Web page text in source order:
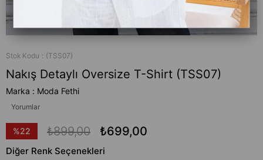
Stok Kodu (TSS07)
Nakış Detaylı Oversize T-Shirt (TSS07)
Marka : Moda Fethi
Yorumlar
%22
İndirim
₺899,00 ₺699,00
Diğer Renk Seçenekleri